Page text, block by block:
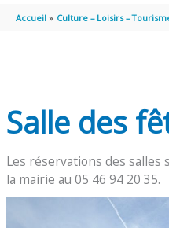
Accueil Culture – Loisirs –
Salle des
Les réservations des salles
la mairie au 05 46 94 20 35.